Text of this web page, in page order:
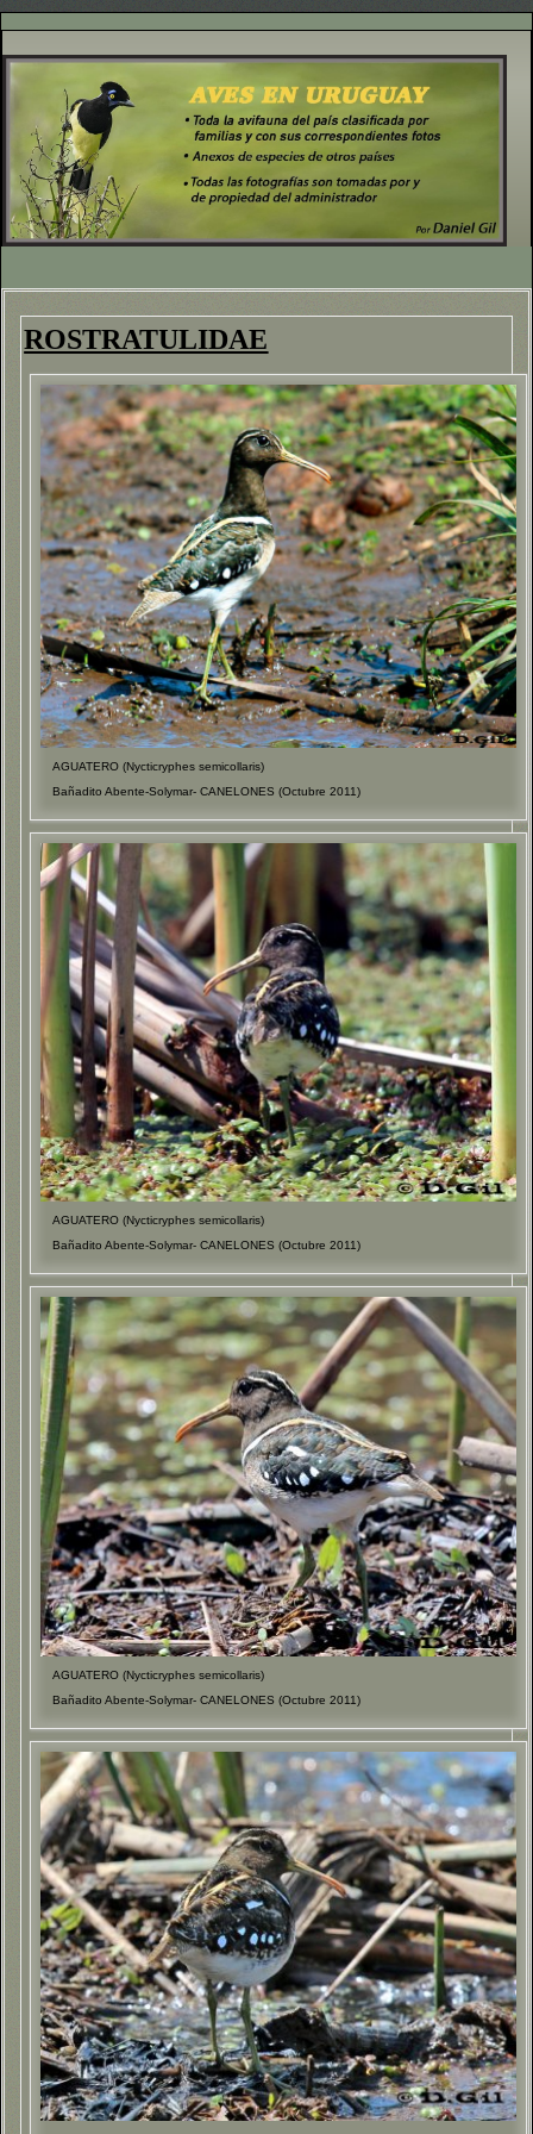
ROSTRATULIDAE
AGUATERO (Nycticryphes semicollaris)
Bañadito Abente-Solymar- CANELONES (Octubre 2011)
AGUATERO (Nycticryphes semicollaris)
Bañadito Abente-Solymar- CANELONES (Octubre 2011)
AGUATERO (Nycticryphes semicollaris)
Bañadito Abente-Solymar- CANELONES (Octubre 2011)